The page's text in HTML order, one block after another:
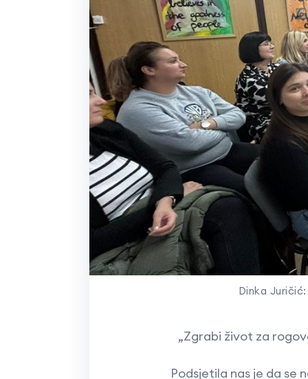
Dinka
„Zgrabi život za
Podsjetila nas je da se